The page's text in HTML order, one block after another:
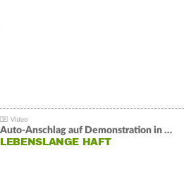
Auto-Anschlag auf Demonstration in München:
LEBENSLANGE HAFT